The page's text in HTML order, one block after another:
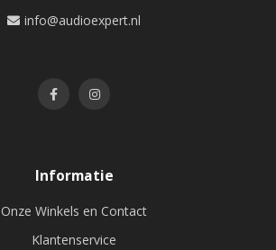
info@audioexpert.nl
Informatie
Onze Winkels en Contact
Klantenservice